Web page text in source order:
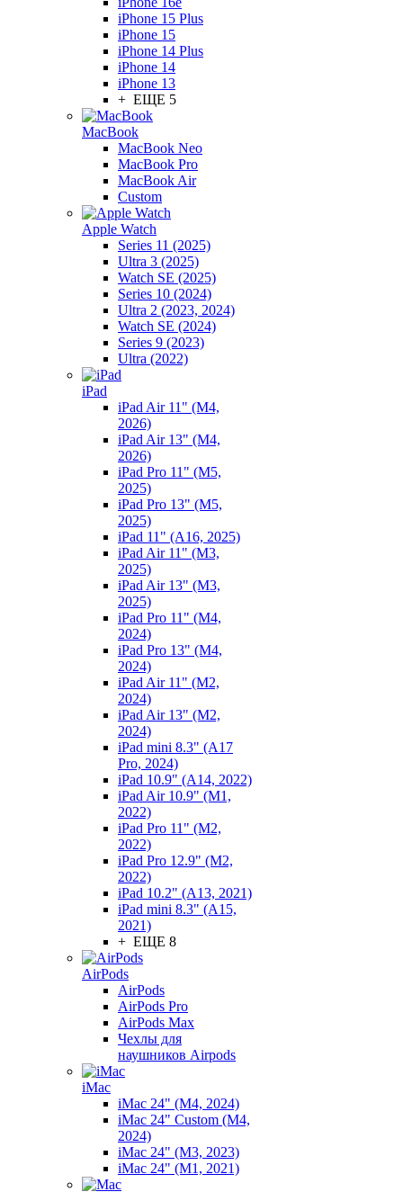
iPhone 15 Plus
iPhone 15
iPhone 14 Plus
iPhone 14
iPhone 13
+ ЕЩЕ 5
MacBook
MacBook Neo
MacBook Pro
MacBook Air
Custom
Apple Watch
Series 11 (2025)
Ultra 3 (2025)
Watch SE (2025)
Series 10 (2024)
Ultra 2 (2023, 2024)
Watch SE (2024)
Series 9 (2023)
Ultra (2022)
iPad
iPad Air 11" (M4,
2026)
iPad Air 13" (M4,
2026)
iPad Pro 11" (M5,
2025)
iPad Pro 13" (M5,
2025)
iPad 11" (A16, 2025)
iPad Air 11" (M3,
2025)
iPad Air 13" (M3,
2025)
iPad Pro 11" (M4,
2024)
iPad Pro 13" (M4,
2024)
iPad Air 11" (M2,
2024)
iPad Air 13" (M2,
2024)
iPad mini 8.3" (A17
Pro, 2024)
iPad 10.9" (A14, 2022)
iPad Air 10.9" (M1,
2022)
iPad Pro 11" (M2,
2022)
iPad Pro 12.9" (M2,
2022)
iPad 10.2" (A13, 2021)
iPad mini 8.3" (A15,
2021)
+ ЕЩЕ 8
AirPods
AirPods
AirPods Pro
AirPods Max
Чехлы для
наушников Airpods
iMac
iMac 24" (M4, 2024)
iMac 24" Custom (M4,
2024)
iMac 24" (M3, 2023)
iMac 24" (M1, 2021)